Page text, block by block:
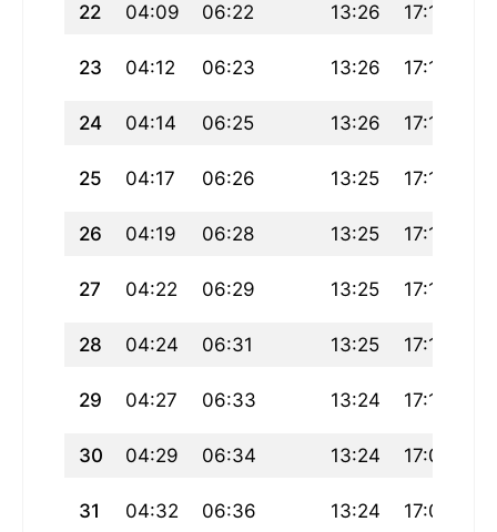
22 04:09 06:22 13:26 17:19
23 04:12 06:23 13:26 17:18
24 04:14 06:25 13:26 17:17
25 04:17 06:26 13:25 17:15
26 04:19 06:28 13:25 17:14
27 04:22 06:29 13:25 17:13
28 04:24 06:31 13:25 17:12
29 04:27 06:33 13:24 17:10
30 04:29 06:34 13:24 17:09
31 04:32 06:36 13:24 17:08